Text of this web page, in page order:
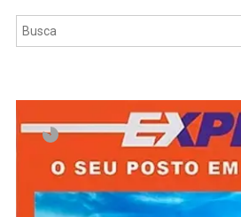
Pesquisar